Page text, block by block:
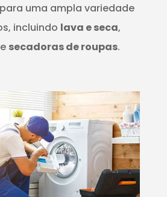
para uma ampla variedade
incluindo lava e seca,
e secadoras de roupas.